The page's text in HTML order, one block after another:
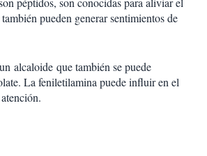
pueden generar sentimientos de
alcaloide que también se puede
La feniletilamina puede influir en el